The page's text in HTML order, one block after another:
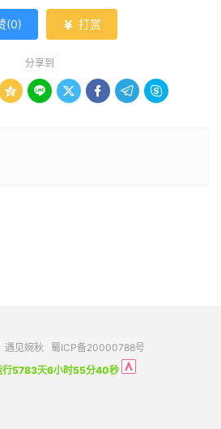
(0)  打赏
分享到
     
遇见婉秋
蜀ICP备20000788号
行5783天6小时55分40秒